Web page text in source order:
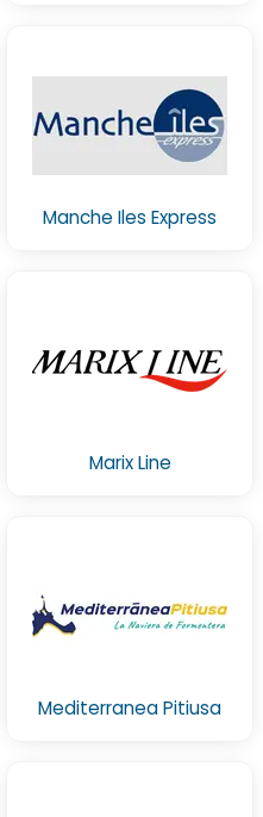
Manche Iles Express
Marix Line
Mediterranea Pitiusa